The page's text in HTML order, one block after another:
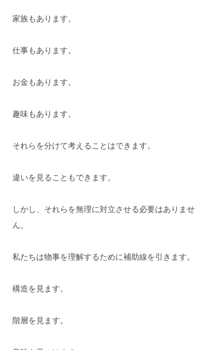
家族もあります。
仕事もあります。
お金もあります。
趣味もあります。
それらを分けて考えることはできます。
違いを見ることもできます。
しかし、それらを無理に対立させる必要はありませ
ん。
私たちは物事を理解するために補助線を引きます。
構造を見ます。
階層を見ます。